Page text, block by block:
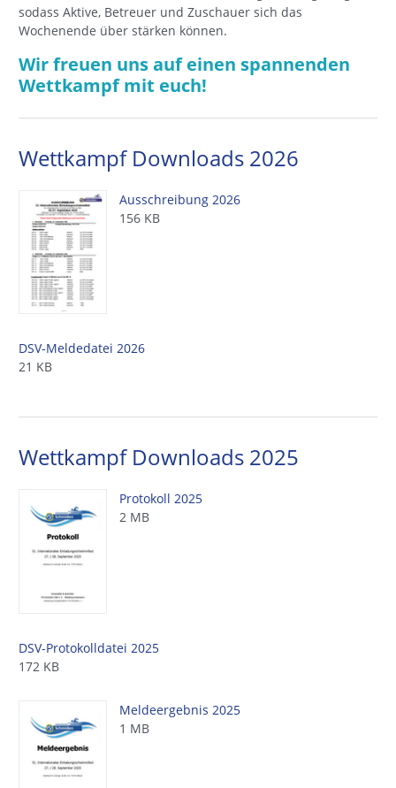
sodass Aktive, Betreuer und Zuschauer sich das
Wochenende über stärken können.
Wir freuen uns auf einen spannenden
Wettkampf mit euch!
Wettkampf Downloads 2026
Ausschreibung 2026
156 KB
DSV-Meldedatei 2026
21 KB
Wettkampf Downloads 2025
Protokoll 2025
2 MB
DSV-Protokolldatei 2025
172 KB
Meldeergebnis 2025
1 MB